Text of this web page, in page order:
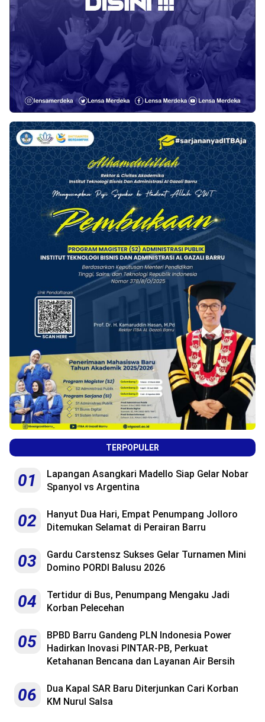
TERPOPULER
01
Lapangan Asangkari Madello Siap Gelar Nobar
Spanyol vs Argentina
02
Hanyut Dua Hari, Empat Penumpang Jolloro
Ditemukan Selamat di Perairan Barru
03
Gardu Carstensz Sukses Gelar Turnamen Mini
Domino PORDI Balusu 2026
04
Tertidur di Bus, Penumpang Mengaku Jadi
Korban Pelecehan
05
BPBD Barru Gandeng PLN Indonesia Power
Hadirkan Inovasi PINTAR-PB, Perkuat
Ketahanan Bencana dan Layanan Air Bersih
06
Dua Kapal SAR Baru Diterjunkan Cari Korban
KM Nurul Salsa